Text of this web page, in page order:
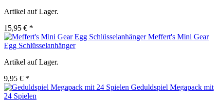
Artikel auf Lager.
15,95 € *
Meffert's Mini Gear
Egg Schlüsselanhänger
Artikel auf Lager.
9,95 € *
Geduldspiel Megapack mit
24 Spielen